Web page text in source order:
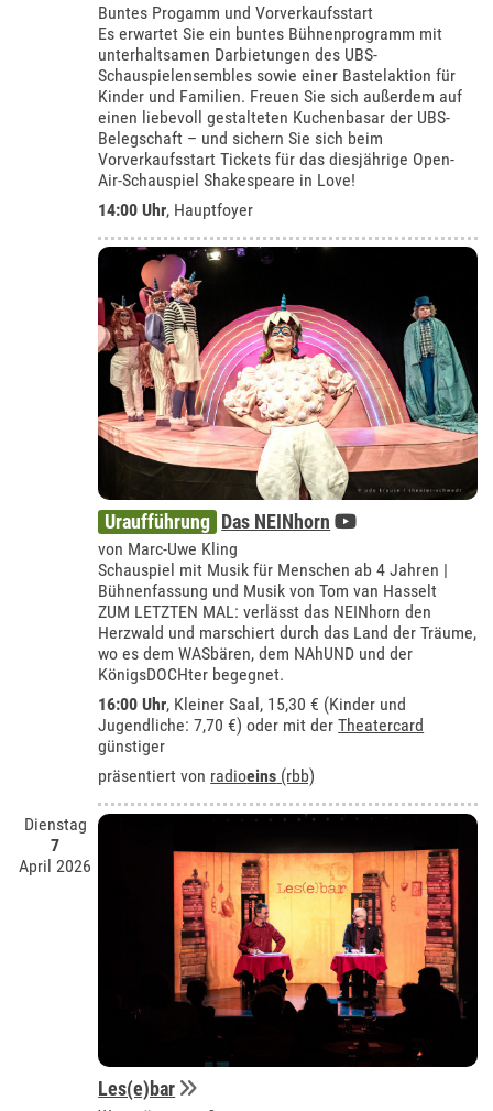
Buntes Progamm und Vorverkaufsstart
Es erwartet Sie ein buntes Bühnenprogramm mit
unterhaltsamen Darbietungen des UBS-
Schauspielensembles sowie einer Bastelaktion für
Kinder und Familien. Freuen Sie sich außerdem auf
einen liebevoll gestalteten Kuchenbasar der UBS-
Belegschaft – und sichern Sie sich beim
Vorverkaufsstart Tickets für das diesjährige Open-
Air-Schauspiel Shakespeare in Love!
14:00 Uhr, Hauptfoyer
Uraufführung Das NEINhorn
von Marc-Uwe Kling
Schauspiel mit Musik für Menschen ab 4 Jahren |
Bühnenfassung und Musik von Tom van Hasselt
ZUM LETZTEN MAL: verlässt das NEINhorn den
Herzwald und marschiert durch das Land der Träume,
wo es dem WASbären, dem NAhUND und der
KönigsDOCHter begegnet.
16:00 Uhr, Kleiner Saal, 15,30 € (Kinder und
Jugendliche: 7,70 €) oder mit derTheatercard
günstiger
präsentiert von radioeins (rbb)
Dienstag
7
April 2026
Les(e)bar